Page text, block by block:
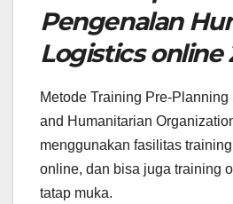
Pengenalan
Logistics online
Metode Training Pre-Planning
and Humanitarian
menggunakan fasilitas
online, dan bisa juga training
tatap muka.